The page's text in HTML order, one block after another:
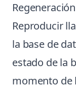
Reproducir
la base de
estado de la
momento de